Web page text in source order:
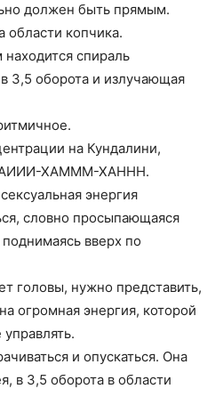
должен быть прямым.
области копчика.
находится спираль
3,5 оборота и излучающая
на Кундалини,
ХАИИИ-ХАМММ-ХАННН.
энергия
словно просыпающаяся
вверх по
головы, нужно представить,
огромная энергия, которой
и опускаться. Она
в 3,5 оборота в области